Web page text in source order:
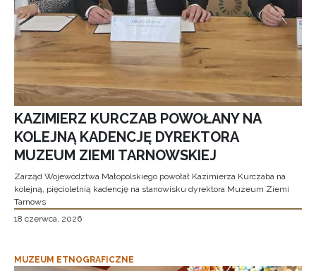
KAZIMIERZ KURCZAB POWOŁANY NA
KOLEJNĄ KADENCJĘ DYREKTORA
MUZEUM ZIEMI TARNOWSKIEJ
Zarząd Województwa Małopolskiego powołał Kazimierza Kurczaba na
kolejną, pięcioletnią kadencję na stanowisku dyrektora Muzeum Ziemi
Tarnows
18 czerwca, 2026
MUZEUM ETNOGRAFICZNE